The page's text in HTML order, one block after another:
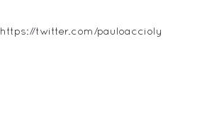
https://twitter.com/pauloaccioly